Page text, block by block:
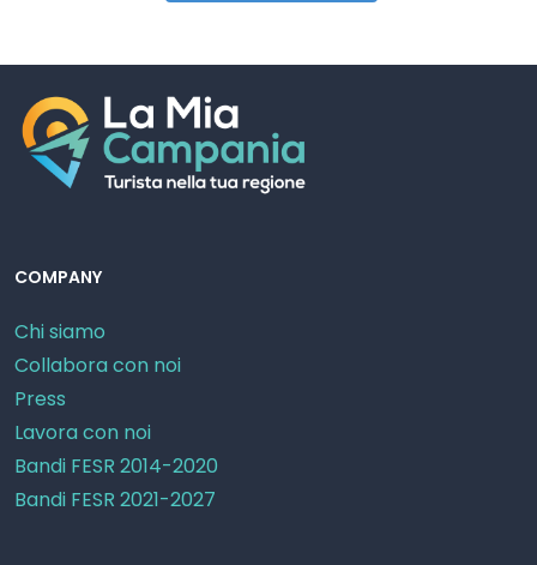
COMPANY
Chi siamo
Collabora con noi
Press
Lavora con noi
Bandi FESR 2014-2020
Bandi FESR 2021-2027